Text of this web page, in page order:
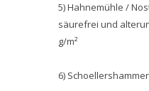
5) Hahnemühle /
säurefrei und
g/m²
6)